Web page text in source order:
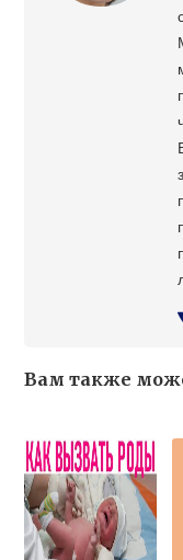
Вам также